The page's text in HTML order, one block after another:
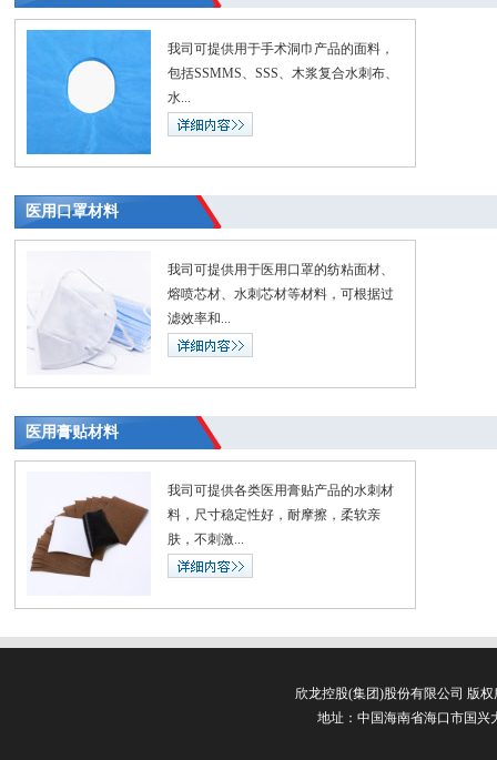
我司可提供用于手术洞巾产品的面料，
包括SSMMS、SSS、木浆复合水刺布、
水...
医用口罩材料
我司可提供用于医用口罩的纺粘面材、
熔喷芯材、水刺芯材等材料，可根据过
滤效率和...
医用膏贴材料
我司可提供各类医用膏贴产品的水刺材
料，尺寸稳定性好，耐摩擦，柔软亲
肤，不刺激...
欣龙控股(集团)股份有限公司 版
地址：中国海南省海口市国兴